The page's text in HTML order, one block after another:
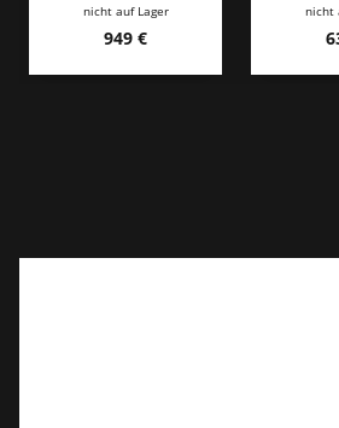
nicht auf Lager
949 €
nicht